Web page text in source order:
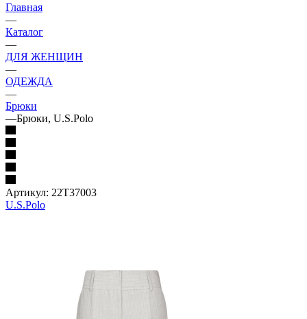
Главная
—
Каталог
—
ДЛЯ ЖЕНЩИН
—
ОДЕЖДА
—
Брюки
—Брюки, U.S.Polo
Артикул: 22T37003
U.S.Polo